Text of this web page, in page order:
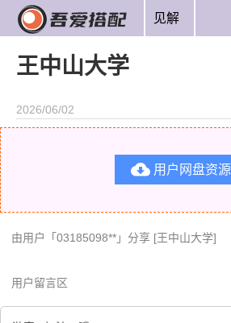
见解
王中山大学
2026/06/02
 用户网盘资源
由用户「03185098**」分享 [王中山大学]
用户留言区